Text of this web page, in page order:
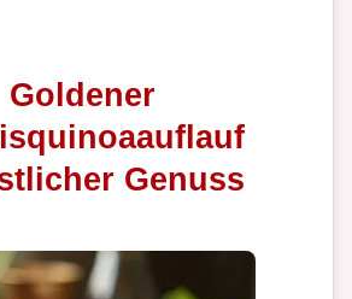
Goldener
Genuss